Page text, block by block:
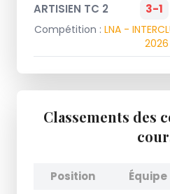
ARTISIEN TC 2
3-1
Compétition : LNA -
2026
Classements des
Position Équipe